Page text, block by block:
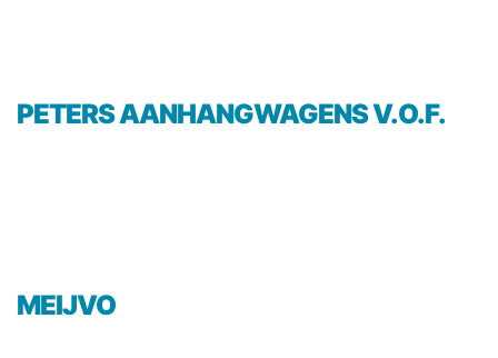
PETERS AANHANGWAGENS V.O.F.
MEIJVO